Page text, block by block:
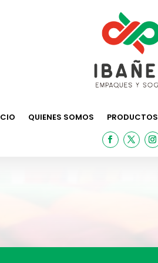
QUIENES SOMOS PRODUCTOS